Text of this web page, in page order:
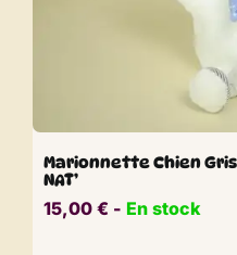
Marionnette Chien
NAT’
15,00 € ​​ - En stock